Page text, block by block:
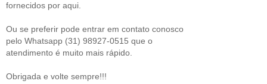
fornecidos por aqui.
Ou se preferir pode entrar em contato conosco
pelo Whatsapp (31) 98927-0515 que o
atendimento é muito mais rápido.
Obrigada e volte sempre!!!